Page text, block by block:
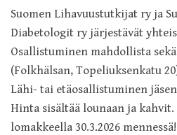
Suomen Lihavuustutkijat ry ja
Diabetologit ry järjestävät
Osallistuminen mahdollista
(Folkhälsan, Topeliuksenkatu
Lähi- tai etäosallistuminen
Hinta sisältää lounaan ja
lomakkeella 30.3.2026 mennessä!